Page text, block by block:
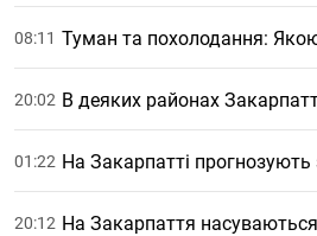
08:11 Туман та похолодання:
20:02 В деяких районах
01:22 На Закарпатті
20:12 На Закарпаття